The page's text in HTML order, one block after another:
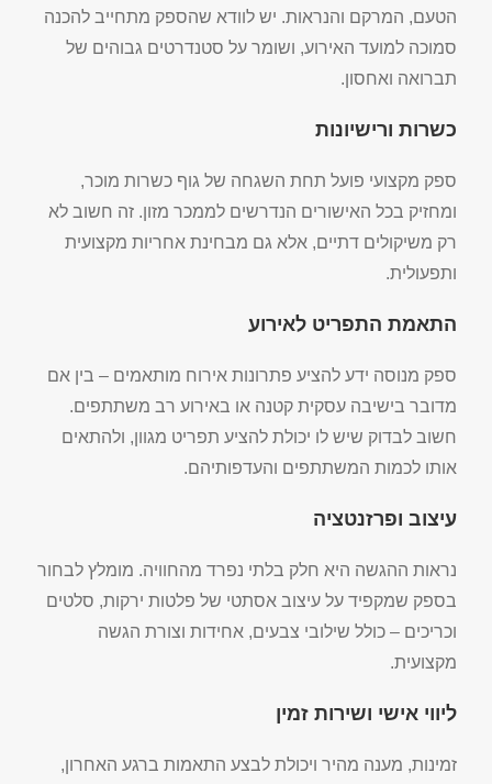
הטעם, המרקם והנראות. יש לוודא שהספק מתחייב להכנה
סמוכה למועד האירוע, ושומר על סטנדרטים גבוהים של
תברואה ואחסון.
כשרות ורישיונות
ספק מקצועי פועל תחת השגחה של גוף כשרות מוכר,
ומחזיק בכל האישורים הנדרשים לממכר מזון. זה חשוב לא
רק משיקולים דתיים, אלא גם מבחינת אחריות מקצועית
ותפעולית.
התאמת התפריט לאירוע
ספק מנוסה ידע להציע פתרונות אירוח מותאמים – בין אם
מדובר בישיבה עסקית קטנה או באירוע רב משתתפים.
חשוב לבדוק שיש לו יכולת להציע תפריט מגוון, ולהתאים
אותו לכמות המשתתפים והעדפותיהם.
עיצוב ופרזנטציה
נראות ההגשה היא חלק בלתי נפרד מהחוויה. מומלץ לבחור
בספק שמקפיד על עיצוב אסתטי של פלטות ירקות, סלטים
וכריכים – כולל שילובי צבעים, אחידות וצורת הגשה
מקצועית.
ליווי אישי ושירות זמין
זמינות, מענה מהיר ויכולת לבצע התאמות ברגע האחרון,